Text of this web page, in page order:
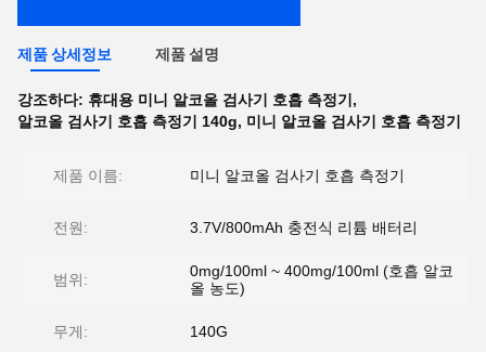
제품 상세정보 제품 설명
강조하다: 휴대용 미니 알코올 검사기 호흡 측정기 ,
알코올 검사기 호흡 측정기 140g, 미니 알코올 검사기 호흡 측정기
제품 이름: 미니 알코올 검사기 호흡 측정기
전원: 3.7V/800mAh 충전식 리튬 배터리
범위:
0mg/100ml ~ 400mg/100ml (호흡 알코
올 농도)
무게: 140G